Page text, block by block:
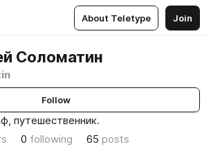
About Teletype Join
Соломатин
Follow
путешественник.
0 following 65 posts